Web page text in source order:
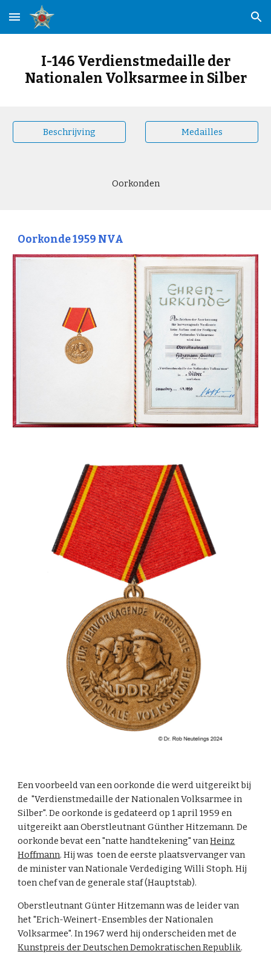
Skip to main content Skip to navigation
I-146 Verdienstmedaille der
Nationalen Volksarmee in Silber
Beschrijving Medailles
Oorkonden
Oorkonde 1959 NVA
Een voorbeeld van een oorkondedie werd uitgereikt bij
de "Verdienstmedaille der Nationalen Volksarmee in
Silber". De oorkonde is gedateerd op 1 april 1959 en
uitgereikt aan OberstleutnantGünther Hitzemann. De
oorkondebevat een "natte handtekening" vanHeinz
Hoffmann. Hij was toen de eerste plaatsvervanger van
de minister van Nationale Verdediging Willi Stoph. Hij
toen chef van de generale staf (Hauptstab).
Oberstleutnant GünterHitze­mann was de leider van
het "Erich-Weinert-Ensembles der Nationalen
Volksarmee". In 1967 werd hij onderscheiden met de
Kunstpreis der Deutschen Demokratischen Republik.